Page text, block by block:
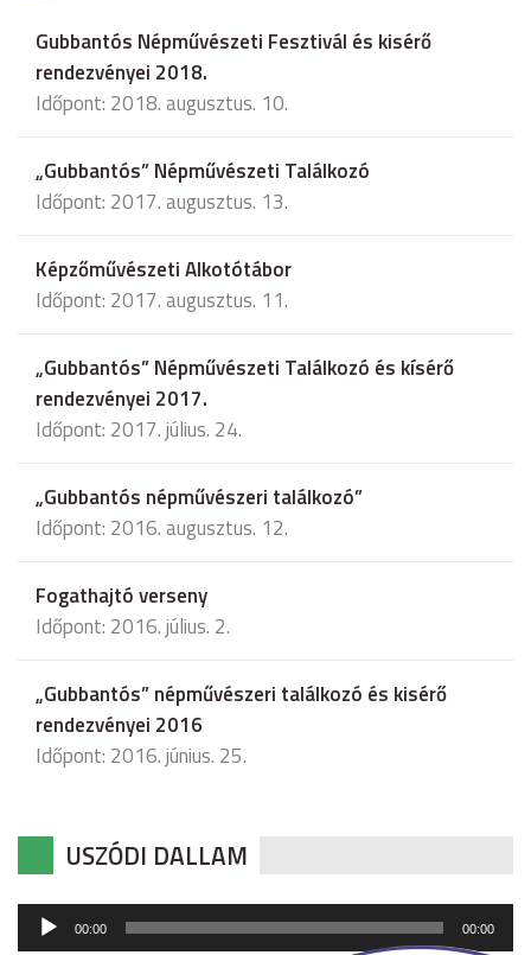
Gubbantós Népművészeti Fesztivál és kisérő
rendezvényei 2018.
Időpont: 2018. augusztus. 10.
„Gubbantós” Népművészeti Találkozó
Időpont: 2017. augusztus. 13.
Képzőművészeti Alkotótábor
Időpont: 2017. augusztus. 11.
„Gubbantós” Népművészeti Találkozó és kísérő
rendezvényei 2017.
Időpont: 2017. július. 24.
„Gubbantós népművészeri találkozó”
Időpont: 2016. augusztus. 12.
Fogathajtó verseny
Időpont: 2016. július. 2.
„Gubbantós” népművészeri találkozó és kisérő
rendezvényei 2016
Időpont: 2016. június. 25.
USZÓDI DALLAM
Audió
00:00 00:00